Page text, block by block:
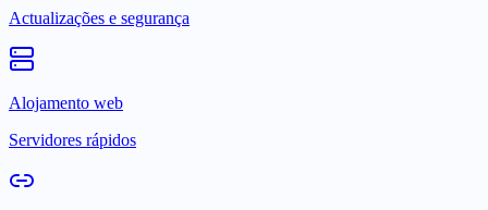
Actualizações e segurança
Alojamento web
Servidores rápidos